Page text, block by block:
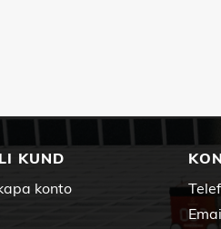
KUND
konto